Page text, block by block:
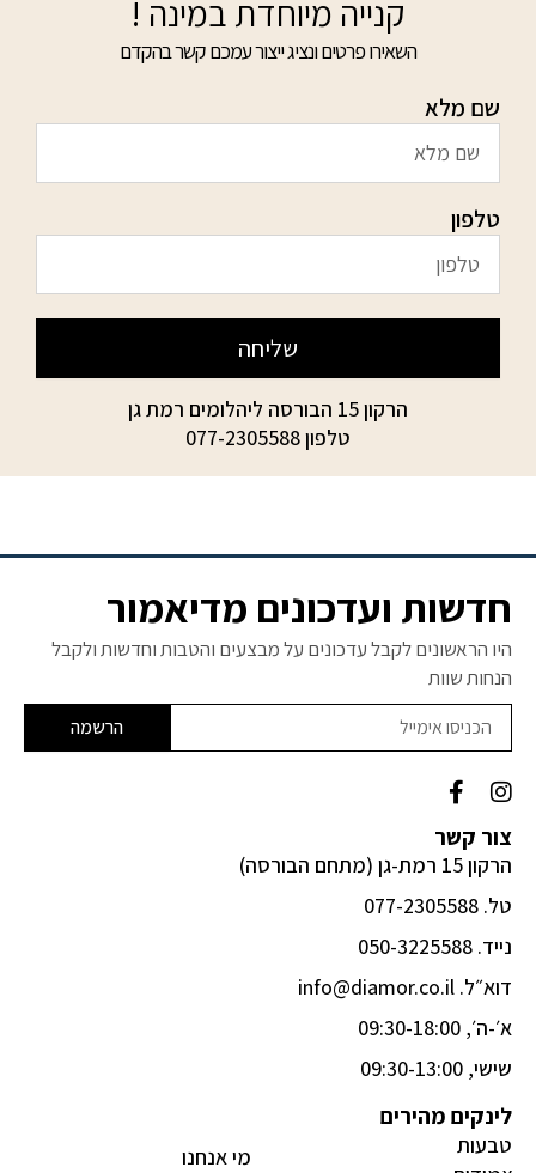
קנייה מיוחדת במינה !
השאירו פרטים ונציג ייצור עמכם קשר בהקדם
שם מלא
טלפון
שליחה
הרקון 15 הבורסה ליהלומים רמת גן
טלפון077-2305588
חדשות ועדכונים מדיאמור
היו הראשונים לקבל עדכונים על מבצעים והטבות וחדשות ולקבל
הנחות שוות
הרשמה
F
a
c
e
b
o
o
k
f
I
n
s
t
a
g
r
a
צור קשר
הרקון 15 רמת-גן (מתחם הבורסה)
טל. 077-2305588
נייד. 050-3225588
דוא״ל. info@diamor.co.il
א׳-ה׳, 09:30-18:00
שישי, 09:30-13:00
מי אנחנו
לינקים מהירים
טבעות